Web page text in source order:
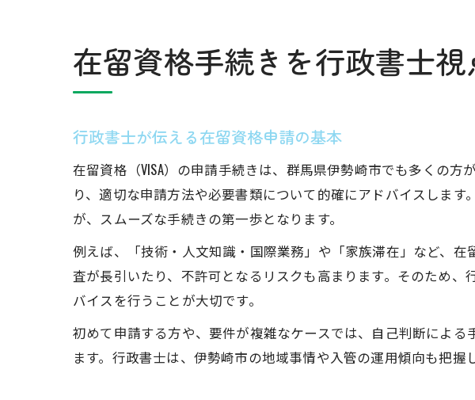
伊勢崎市で
行政書
行政書
行政書
行政書
行政書
在留資格手続きを行政書士
行政書士が伝える在留資格申請の基本
在留資格（VISA）の申請手続きは、群馬県伊勢崎市でも多くの
り、適切な申請方法や必要書類について的確にアドバイスしま
が、スムーズな手続きの第一歩となります。
例えば、「技術・人文知識・国際業務」や「家族滞在」など、
査が長引いたり、不許可となるリスクも高まります。そのため
バイスを行うことが大切です。
初めて申請する方や、要件が複雑なケースでは、自己判断によ
ます。行政書士は、伊勢崎市の地域事情や入管の運用傾向も把握